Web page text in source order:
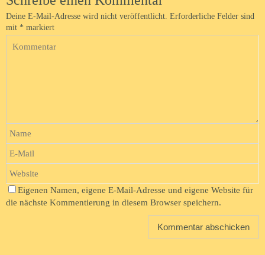
Deine E-Mail-Adresse wird nicht veröffentlicht. Erforderliche Felder sind
mit * markiert
Eigenen Namen, eigene E-Mail-Adresse und eigene Website für
die nächste Kommentierung in diesem Browser speichern.